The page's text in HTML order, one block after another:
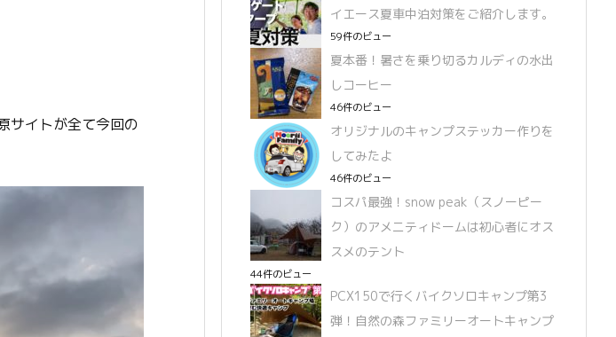
サイトが全て今回の
イエース夏車中泊対策をご紹介します。
59件のビュー
夏本番！暑さを乗り切るカルディの水出
しコーヒー
46件のビュー
オリジナルのキャンプステッカー作りを
してみたよ
46件のビュー
コスパ最強！snow peak（スノーピー
ク）のアメニティドームは初心者にオス
スメのテント
44件のビュー
PCX150で行くバイクソロキャンプ第3
弾！自然の森ファミリーオートキャンプ